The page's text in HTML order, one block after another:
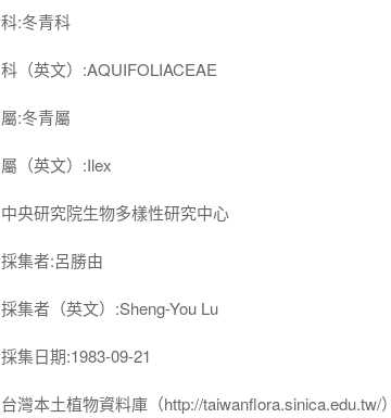
科:冬青科
科（英文）:AQUIFOLIACEAE
屬:冬青屬
屬（英文）:Ilex
中央研究院生物多樣性研究中心
採集者:呂勝由
採集者（英文）:Sheng-You Lu
採集日期:1983-09-21
台灣本土植物資料庫（http://taiwanflora.sinica.edu.tw/）